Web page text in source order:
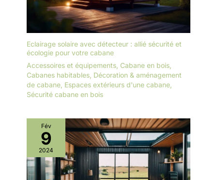
Eclairage solaire avec détecteur : allié sécurité et
écologie pour votre cabane
Accessoires et équipements Cabane en bois
Cabanes habitables Décoration & aménagement
de cabane Espaces extérieurs d'une cabane
Sécurité cabane en bois
Fév
9
2024